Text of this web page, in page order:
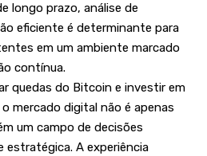
longo prazo, análise de
eficiente é determinante para
em um ambiente marcado
contínua.
quedas do Bitcoin e investir em
mercado digital não é apenas
um campo de decisões
estratégica. A experiência